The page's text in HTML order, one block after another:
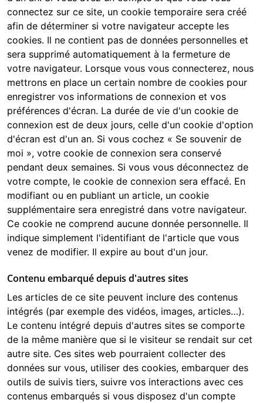
connectez sur ce site, un cookie temporaire sera créé
afin de déterminer si votre navigateur accepte les
cookies. Il ne contient pas de données personnelles et
sera supprimé automatiquement à la fermeture de
votre navigateur. Lorsque vous vous connecterez, nous
mettrons en place un certain nombre de cookies pour
enregistrer vos informations de connexion et vos
préférences d'écran. La durée de vie d'un cookie de
connexion est de deux jours, celle d'un cookie d'option
d'écran est d'un an. Si vous cochez « Se souvenir de
moi », votre cookie de connexion sera conservé
pendant deux semaines. Si vous vous déconnectez de
votre compte, le cookie de connexion sera effacé. En
modifiant ou en publiant un article, un cookie
supplémentaire sera enregistré dans votre navigateur.
Ce cookie ne comprend aucune donnée personnelle. Il
indique simplement l'identifiant de l'article que vous
venez de modifier. Il expire au bout d'un jour.
Contenu embarqué depuis d'autres sites
Les articles de ce site peuvent inclure des contenus
intégrés (par exemple des vidéos, images, articles…).
Le contenu intégré depuis d'autres sites se comporte
de la même manière que si le visiteur se rendait sur cet
autre site. Ces sites web pourraient collecter des
données sur vous, utiliser des cookies, embarquer des
outils de suivis tiers, suivre vos interactions avec ces
contenus embarqués si vous disposez d'un compte